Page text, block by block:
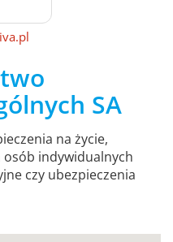
SA
na życie,
indywidualnych
czy ubezpieczenia